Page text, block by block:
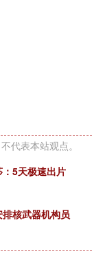
代表本站观点。
5天极速出片
核武器机构员